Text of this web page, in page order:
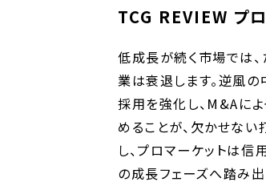
TCG REVIEW プ
低成長が続く市場では
業は衰退します。逆風
採用を強化し、M&Aに
めることが、欠かせない
し、プロマーケットは
の成長フェーズへ踏み